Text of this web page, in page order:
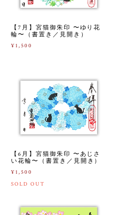
【7月】宮猫御朱印 〜ゆり花
輪〜（書置き／見開き）
¥1,500
【6月】宮猫御朱印 〜あじさ
い花輪〜（書置き／見開き）
¥1,500
SOLD OUT